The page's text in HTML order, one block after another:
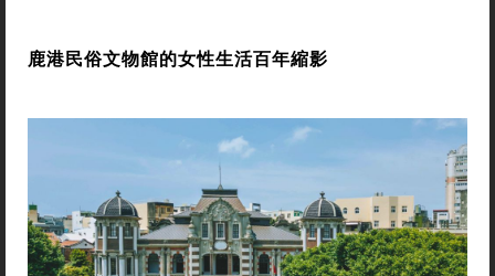
鹿港民俗文物館的女性生活百年縮影